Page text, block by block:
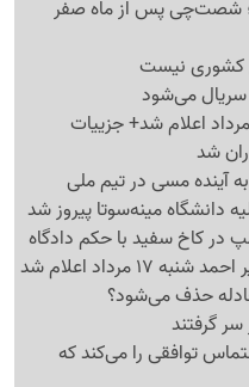
شصت‌چی پس از ماه صفر
کشوری نیست
سریال می‌شود
شد
آینده مسی در تیم ملی
دانشگاه مینه‌سوتا پیروز شد
مرداد اعلام شد
حذف می‌شود؟
سر گرفتند
توافقی را می‌کند که